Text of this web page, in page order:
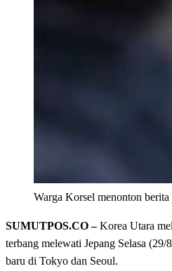
Warga Korsel menonton
SUMUTPOS.CO –Korea Utara
terbang melewati Jepang Selasa
baru di Tokyo dan Seoul.